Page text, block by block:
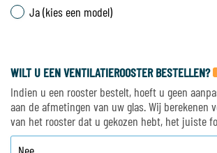
Ja (kies een model)
WILT U EEN VENTILATIEROOSTER BESTELLEN?
Indien u een rooster bestelt, hoeft u geen
aan de afmetingen van uw glas. Wij berekenen
van het rooster dat u gekozen hebt, het juiste